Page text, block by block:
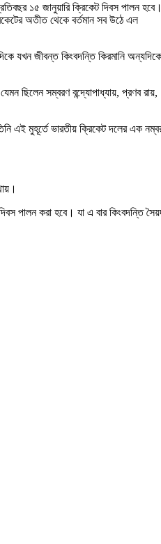
১৫ জানুয়ারি ক্রিকেট দিবস পালন
অতীত থেকে বর্তমান সব উঠে এল
যখন জীবন্ত কিংবদন্তি কিরমানি অন্যদিকে
ছিলেন সম্বরণ বন্দ্যোপাধ্যায়, প্রণব রায়,
এই মুহূর্তে ভারতীয় ক্রিকেট দলের এক
পালন করা হবে। যা এ বার কিংবদন্তি